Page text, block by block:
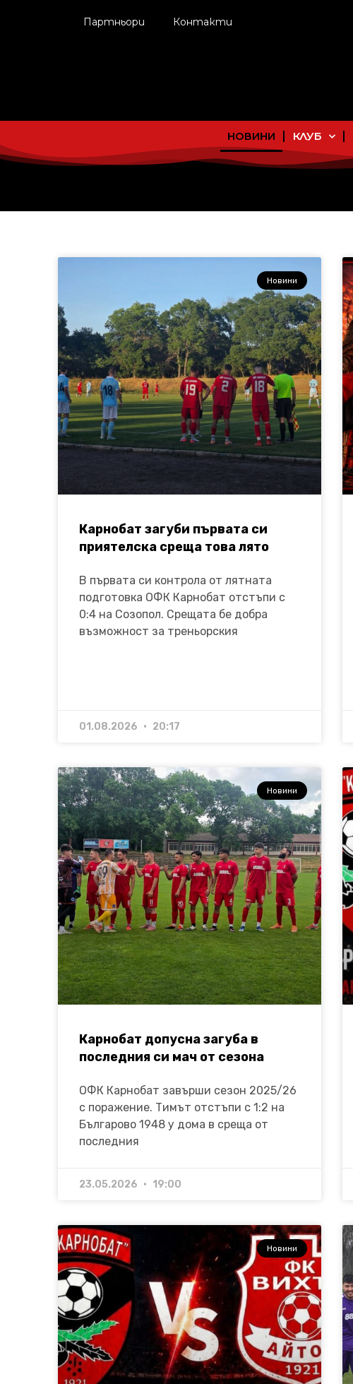
Партньори Контакти
НОВИНИ КЛУБ
Новини
Карнобат загуби първата си
приятелска среща това лято
В първата си контрола от лятната
подготовка ОФК Карнобат отстъпи с
0:4 на Созопол. Срещата бе добра
възможност за треньорския
01.08.2026 20:17
Новини
Карнобат допусна загуба в
последния си мач от сезона
ОФК Карнобат завърши сезон 2025/26
с поражение. Тимът отстъпи с 1:2 на
Българово 1948 у дома в среща от
последния
23.05.2026 19:00
Новини